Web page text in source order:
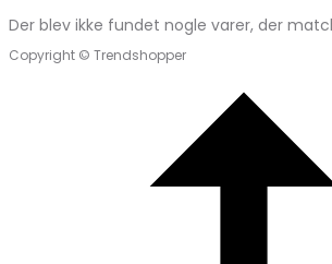
Der blev ikke fundet nogle varer, der
Copyright © Trendshopper